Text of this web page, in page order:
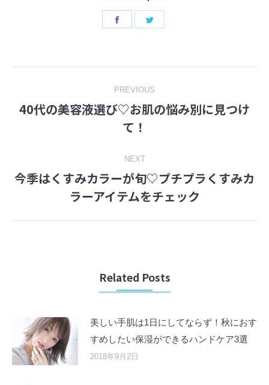
Share
navigation
PREVIOUS
Previous
post:
40代の美容液選び♡お肌の悩み別に見つけ
て！
NEXT
Next
post:
今季はくすみカラーが旬♡プチプラくすみカ
ラーアイテムをチェック
Related Posts
美しい手肌は1日にしてならず！秋におす
すめしたい保湿ができるハンドケア3選
2018年9月2日